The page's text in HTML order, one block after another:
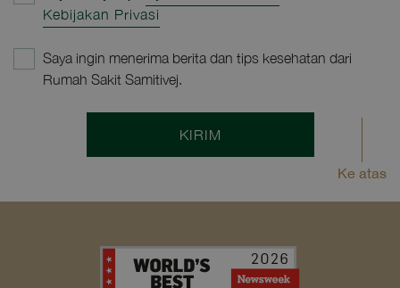
Kebijakan Privasi
Saya ingin menerima berita dan tips kesehatan dari
Rumah Sakit Samitivej.
KIRIM
Ke atas